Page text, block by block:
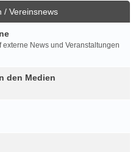
/ Vereinsnews
News und Veranstaltungen
den Medien